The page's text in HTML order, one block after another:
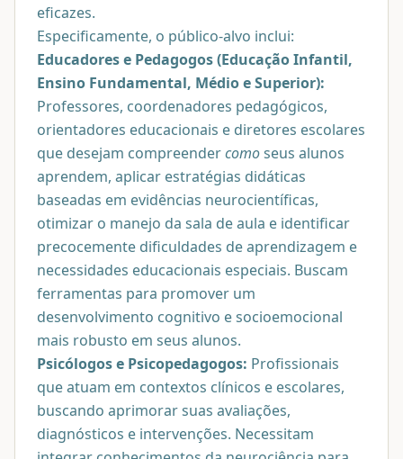
eficazes.
Especificamente, o público-alvo inclui:
Educadores e Pedagogos (Educação Infantil,
Ensino Fundamental, Médio e Superior):
Professores, coordenadores pedagógicos,
orientadores educacionais e diretores escolares
que desejam compreendercomoseus alunos
aprendem, aplicar estratégias didáticas
baseadas em evidências neurocientíficas,
otimizar o manejo da sala de aula e identificar
precocemente dificuldades de aprendizagem e
necessidades educacionais especiais. Buscam
ferramentas para promover um
desenvolvimento cognitivo e socioemocional
mais robusto em seus alunos.
Psicólogos e Psicopedagogos: Profissionais
que atuam em contextos clínicos e escolares,
buscando aprimorar suas avaliações,
diagnósticos e intervenções. Necessitam